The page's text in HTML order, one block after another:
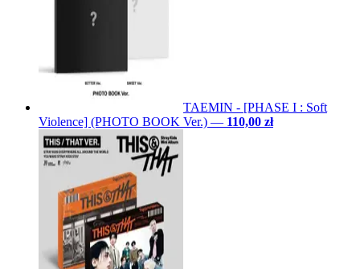
TAEMIN - [PHASE I : Soft
Violence] (PHOTO BOOK Ver.) — 110,00 zł